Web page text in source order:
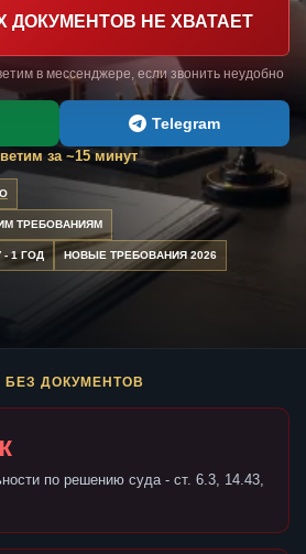
ДОКУМЕНТОВ НЕ ХВАТАЕТ
в мессенджере, если звонить неудобно
Telegram
за ~15 минут
ТРЕБОВАНИЯМ
1 ГОД НОВЫЕ ТРЕБОВАНИЯ 2026
БЕЗ ДОКУМЕНТОВ
по решению суда - ст. 6.3, 14.43,